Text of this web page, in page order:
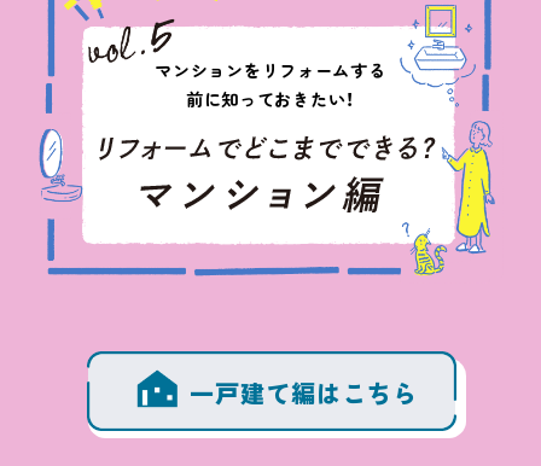
WEBアンケート お問い合わせ
HDC
インフォーメーション
イベント
予約・確認
マンションをリフォームする
前に知っておきたい！
一戸建て編はこちら